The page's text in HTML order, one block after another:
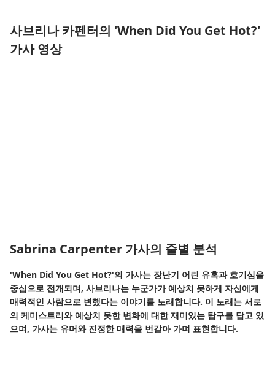
사브리나 카펜터의 'When Did You Get Hot?'
가사 영상
Sabrina Carpenter 가사의 줄별 분석
'When Did You Get Hot?'의 가사는 장난기 어린 유혹과 호기심을
중심으로 전개되며, 사브리나는 누군가가 예상치 못하게 자신에게
매력적인 사람으로 변했다는 이야기를 노래합니다. 이 노래는 서로
의 케미스트리와 예상치 못한 변화에 대한 재미있는 탐구를 담고 있
으며, 가사는 유머와 진정한 매력을 번갈아 가며 표현합니다.